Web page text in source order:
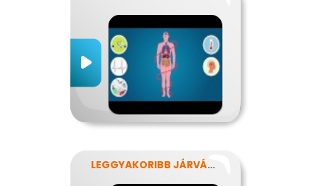
LEGGYAKORIBB JÁRVÁNYUNK